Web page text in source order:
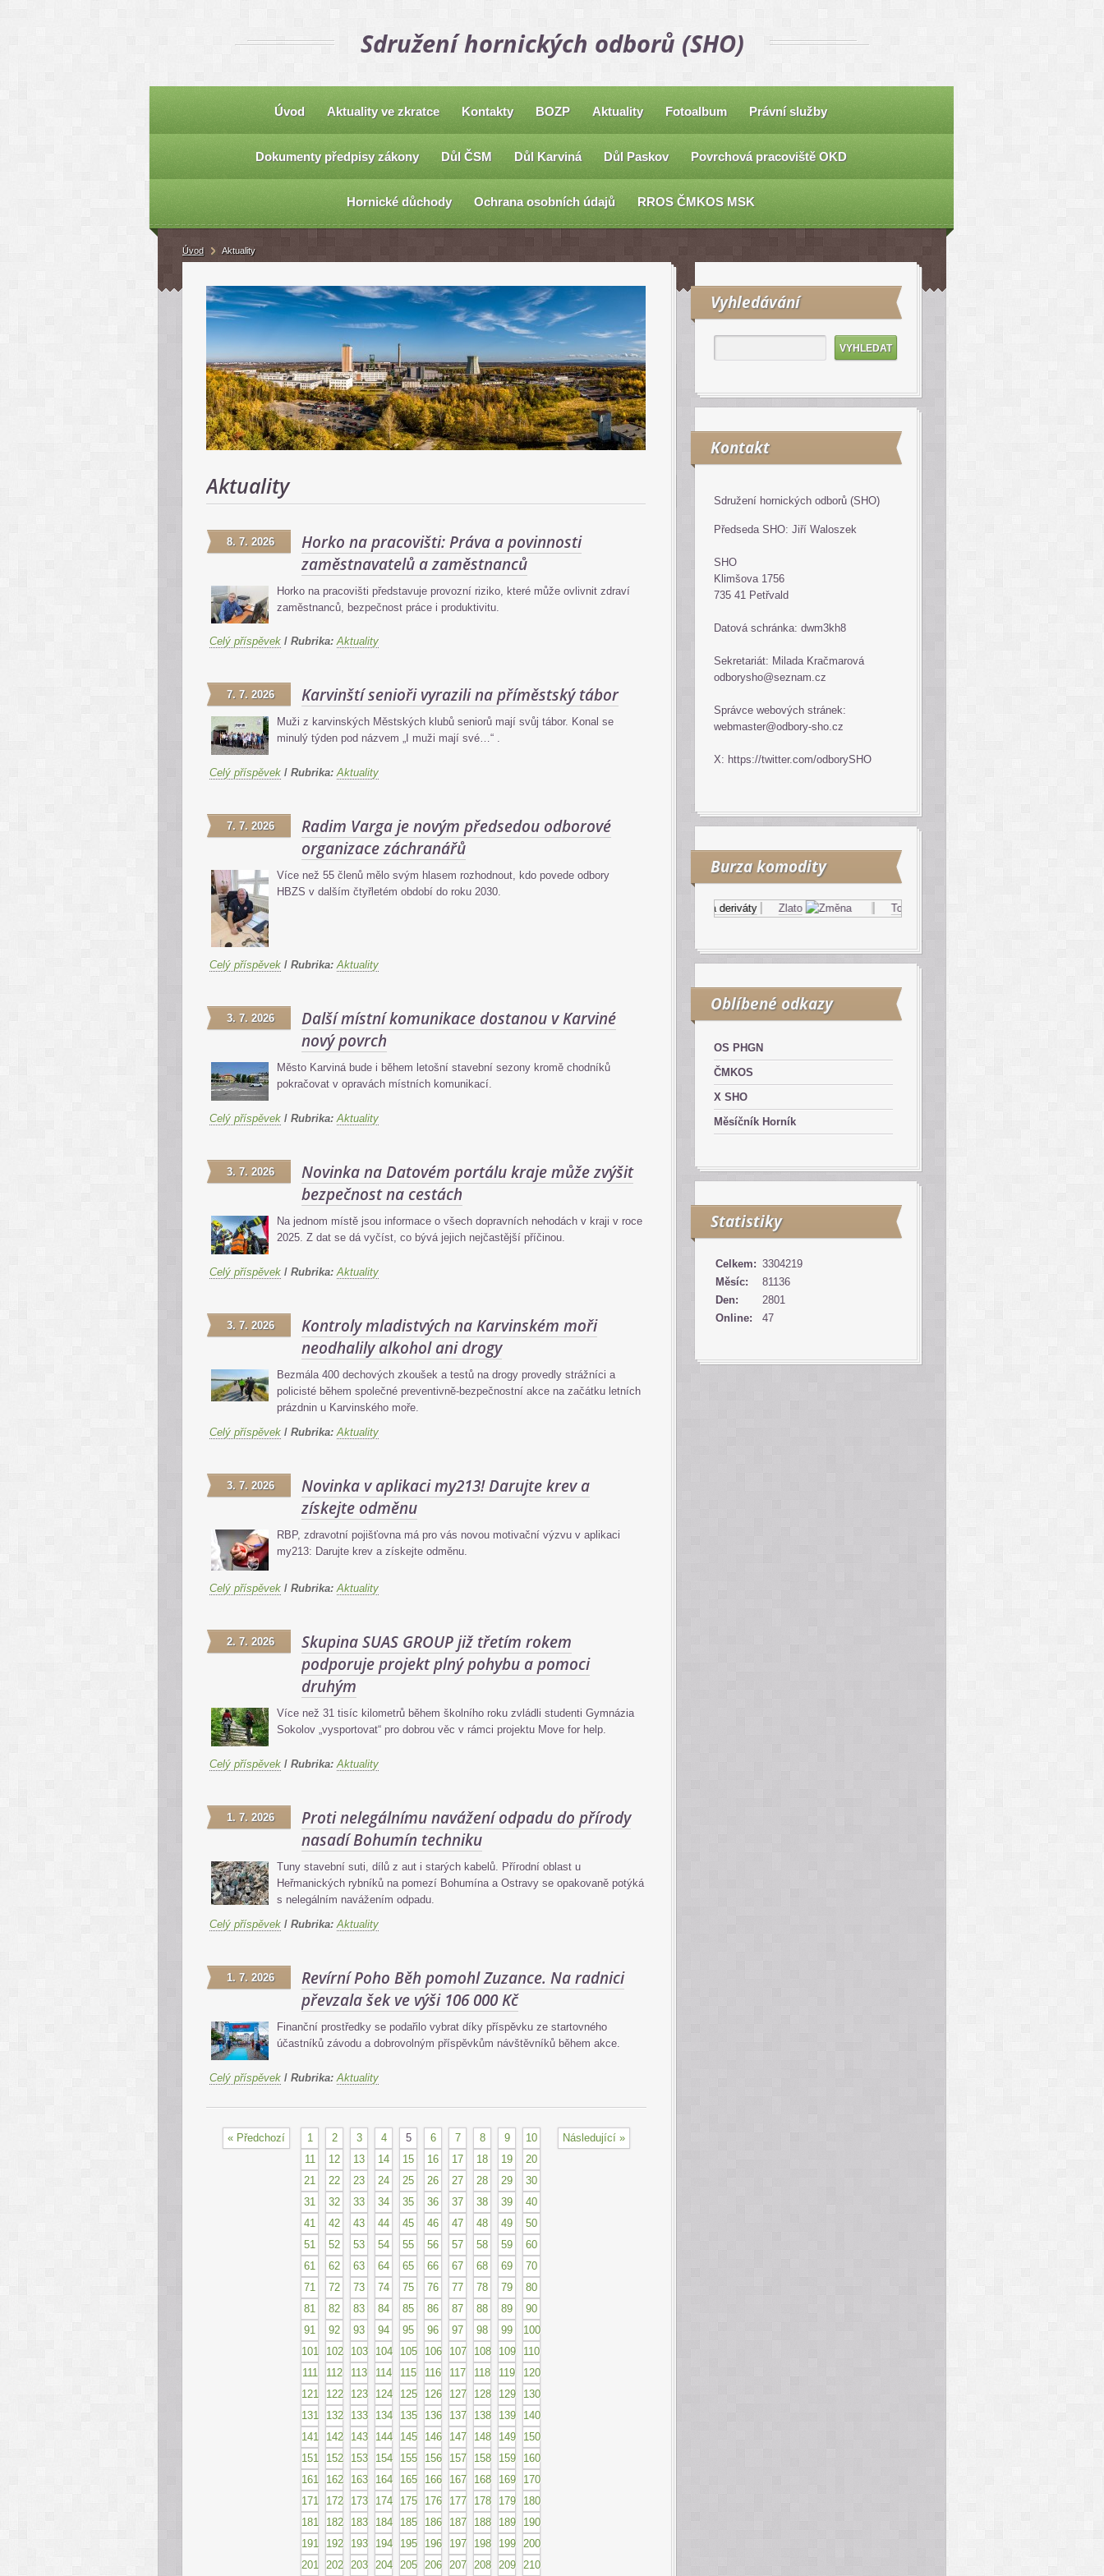
Sdružení hornických odborů (SHO)
Úvod Aktuality ve zkratce Kontakty BOZP Aktuality Fotoalbum Právní služby
Dokumenty předpisy zákony Důl ČSM Důl Karviná Důl Paskov Povrchová pracoviště OKD
Hornické důchody Ochrana osobních údajů RROS ČMKOS MSK
Aktuality
Horko na pracovišti: Práva a povinnosti
zaměstnavatelů a zaměstnanců
8. 7. 2026
Horko na pracovišti představuje provozní riziko, které může ovlivnit zdraví
zaměstnanců, bezpečnost práce i produktivitu.
Celý příspěvek / Rubrika: Aktuality
Karvinští senioři vyrazili na příměstský tábor
7. 7. 2026
Muži z karvinských Městských klubů seniorů mají svůj tábor. Konal se
minulý týden pod názvem „I muži mají své…“ .
Celý příspěvek / Rubrika: Aktuality
Radim Varga je novým předsedou odborové
organizace záchranářů
7. 7. 2026
Více než 55 členů mělo svým hlasem rozhodnout, kdo povede odbory
HBZS v dalším čtyřletém období do roku 2030.
Celý příspěvek / Rubrika: Aktuality
Další místní komunikace dostanou v Karviné
nový povrch
3. 7. 2026
Město Karviná bude i během letošní stavební sezony kromě chodníků
pokračovat v opravách místních komunikací.
Celý příspěvek / Rubrika: Aktuality
Novinka na Datovém portálu kraje může zvýšit
bezpečnost na cestách
3. 7. 2026
Na jednom místě jsou informace o všech dopravních nehodách v kraji v roce
2025. Z dat se dá vyčíst, co bývá jejich nejčastější příčinou.
Celý příspěvek / Rubrika: Aktuality
Kontroly mladistvých na Karvinském moři
neodhalily alkohol ani drogy
3. 7. 2026
Bezmála 400 dechových zkoušek a testů na drogy provedly strážníci a
policisté během společné preventivně-bezpečnostní akce na začátku letních
prázdnin u Karvinského moře.
Celý příspěvek / Rubrika: Aktuality
Novinka v aplikaci my213! Darujte krev a
získejte odměnu
3. 7. 2026
RBP, zdravotní pojišťovna má pro vás novou motivační výzvu v aplikaci
my213: Darujte krev a získejte odměnu.
Celý příspěvek / Rubrika: Aktuality
Skupina SUAS GROUP již třetím rokem
podporuje projekt plný pohybu a pomoci
druhým
2. 7. 2026
Více než 31 tisíc kilometrů během školního roku zvládli studenti Gymnázia
Sokolov „vysportovat“ pro dobrou věc v rámci projektu Move for help.
Celý příspěvek / Rubrika: Aktuality
Proti nelegálnímu navážení odpadu do přírody
nasadí Bohumín techniku
1. 7. 2026
Tuny stavební suti, dílů z aut i starých kabelů. Přírodní oblast u
Heřmanických rybníků na pomezí Bohumína a Ostravy se opakovaně potýká
s nelegálním navážením odpadu.
Celý příspěvek / Rubrika: Aktuality
Revírní Poho Běh pomohl Zuzance. Na radnici
převzala šek ve výši 106 000 Kč
1. 7. 2026
Finanční prostředky se podařilo vybrat díky příspěvku ze startovného
účastníků závodu a dobrovolným příspěvkům návštěvníků během akce.
Celý příspěvek / Rubrika: Aktuality
« Předchozí 1 2 3 4 5 6 7 8 9
10
11
12 13 14 15 16 17 18 19
20
21
22 23 24 25 26 27 28 29
30
31
32 33 34 35 36 37 38 39
40
41
42 43 44 45 46 47 48 49
50
51
52 53 54 55 56 57 58 59
60
61
62 63 64 65 66 67 68 69
70
71
72 73 74 75 76 77 78 79
80
81
82 83 84 85 86 87 88 89
90
91
92 93 94 95 96 97 98 99
100
101
102 103 104 105 106 107 108 109
110
111
112 113 114 115 116 117 118 119
120
121
122 123 124 125 126 127 128 129
130
131
132 133 134 135 136 137 138 139
140
141
142 143 144 145 146 147 148 149
150
151
152 153 154 155 156 157 158 159
160
161
162 163 164 165 166 167 168 169
170
171
172 173 174 175 176 177 178 179
180
181
182 183 184 185 186 187 188 189
190
191
192 193 194 195 196 197 198 199 200
201 202 203 204 205 206 207 208 209 210
Následující »
Vyhledávání
Kontakt
Sdružení hornických odborů (SHO)
Předseda SHO: Jiří Waloszek
SHO
Klimšova 1756
735 41 Petřvald
Datová schránka: dwm3kh8
Sekretariát: Milada Kračmarová
odborysho@seznam.cz
Správce webových stránek:
webmaster@odbory-sho.cz
X: https://twitter.com/odborySHO
Burza komodity
Komodity a deriváty Zlato Topný olej
Oblíbené odkazy
OS PHGN
ČMKOS
X SHO
Měsíčník Horník
Statistiky
Online: 47
Celkem: 3304219
Měsíc:
81136
Den:
2801
Úvod Aktuality